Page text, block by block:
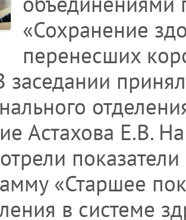
«Сохранение
перенесших
заседании
Астахова Е.В.
«Старшее
в системе